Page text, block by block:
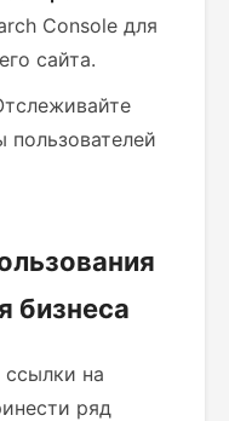
Console для
сайта.
пользователей
бизнеса
ссылки на
ряд